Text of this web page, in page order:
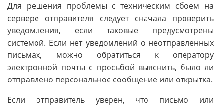
Для решения проблемы с техническим сбоем на
сервере отправителя следует сначала проверить
уведомления, если таковые предусмотрены
системой. Если нет уведомлений о неотправленных
письмах, можно обратиться к оператору
электронной почты с просьбой выяснить, было ли
отправлено персональное сообщение или открытка.
Если отправитель уверен, что письмо или